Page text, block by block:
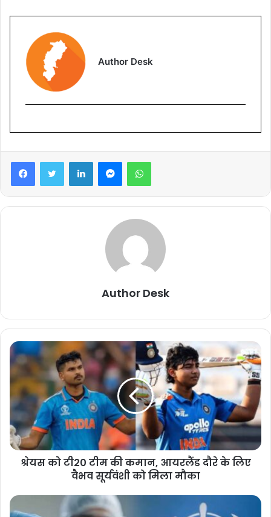
Author Desk
Author Desk
श्रेयस को टी20 टीम की कमान, आयरलैंड दौरे के लिए
वैभव सूर्यवंशी को मिला मौका